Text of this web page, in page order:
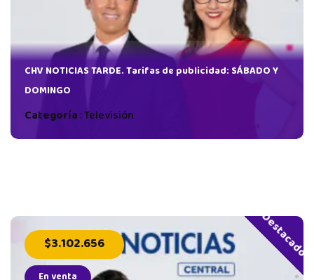
CHV NOTICIAS TARDE. Tarifas de publicidad: SÁBADO Y
DOMINGO
Categoría:Televisión
Destacado
$3.102.656